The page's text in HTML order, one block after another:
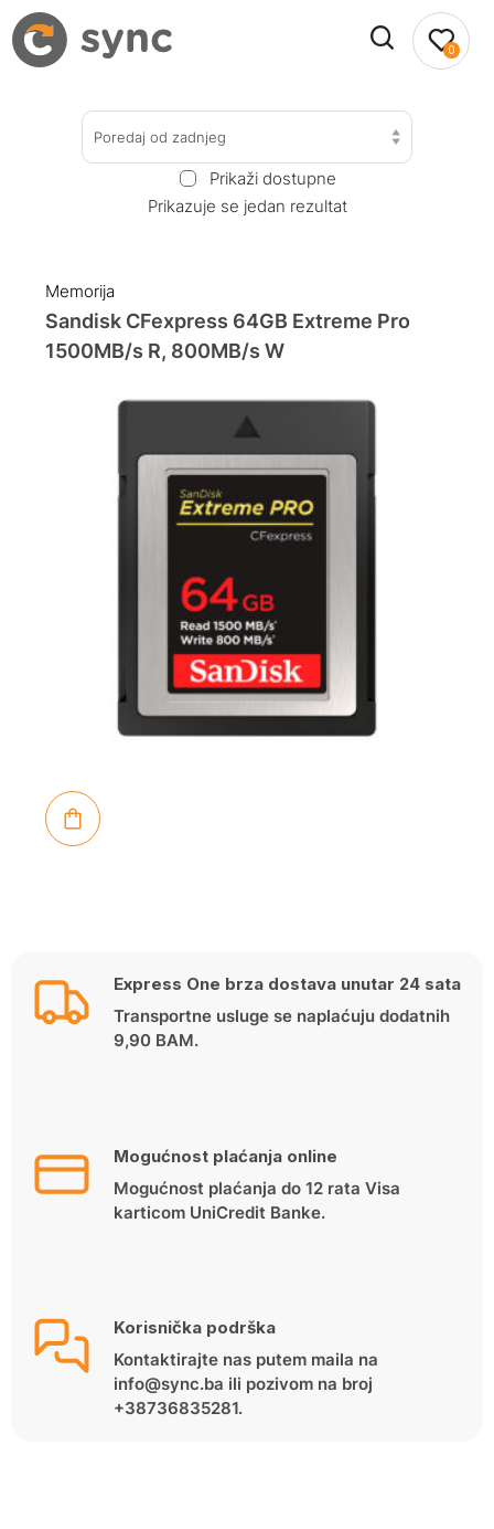
0
Poredaj od zadnjeg
Prikaži dostupne
Prikazuje se jedan rezultat
Memorija
Sandisk CFexpress 64GB Extreme Pro
1500MB/s R, 800MB/s W
Express One brza dostava unutar 24 sata
Transportne usluge se naplaćuju dodatnih
9,90 BAM.
Mogućnost plaćanja online
Mogućnost plaćanja do 12 rata Visa
karticom UniCredit Banke.
Korisnička podrška
Kontaktirajte nas putem maila na
info@sync.ba ili pozivom na broj
+38736835281.